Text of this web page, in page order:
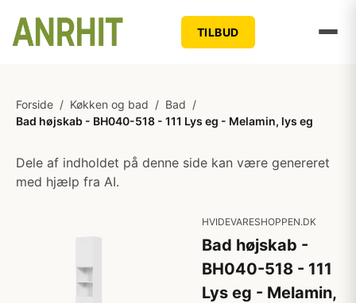
TILBUD
Forside / Køkken og bad / Bad /
Bad højskab - BH040-518 - 111 Lys eg - Melamin, lys eg
Dele af indholdet på denne side kan være genereret
med hjælp fra AI.
HVIDEVARESHOPPEN.DK
Bad højskab -
BH040-518 - 111
Lys eg - Melamin,